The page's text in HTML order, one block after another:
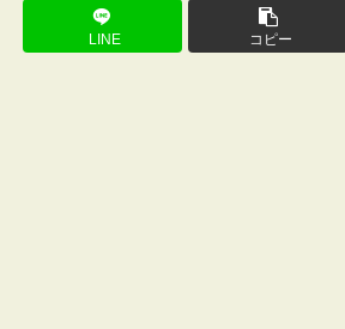
LINE コピー